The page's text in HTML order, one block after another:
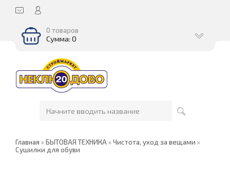
0 товаров
Сумма: 0
Главная »БЫТОВАЯ ТЕХНИКА»Чистота, уход за вещами »
Сушилки для обуви